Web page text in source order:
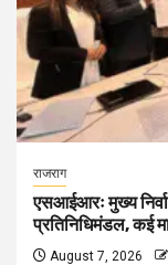
राजराग
एसआईआरः मुख्य
प्रतिनिधिमंडल, कई
August 7, 2026